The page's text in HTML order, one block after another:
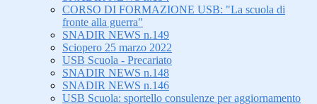
CORSO DI FORMAZIONE USB: "La scuola di
fronte alla guerra"
SNADIR NEWS n.149
Sciopero 25 marzo 2022
USB Scuola - Precariato
SNADIR NEWS n.148
SNADIR NEWS n.146
USB Scuola: sportello consulenze per aggiornamento